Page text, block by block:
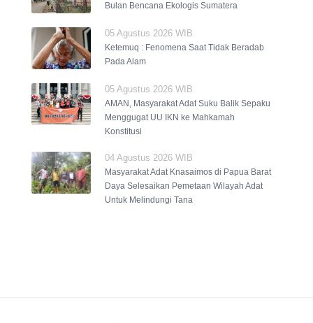
Bulan Bencana Ekologis Sumatera
05 Agustus 2026 WIB
Ketemuq : Fenomena Saat Tidak Beradab
Pada Alam
05 Agustus 2026 WIB
AMAN, Masyarakat Adat Suku Balik Sepaku
Menggugat UU IKN ke Mahkamah
Konstitusi
04 Agustus 2026 WIB
Masyarakat Adat Knasaimos di Papua Barat
Daya Selesaikan Pemetaan Wilayah Adat
Untuk Melindungi Tana